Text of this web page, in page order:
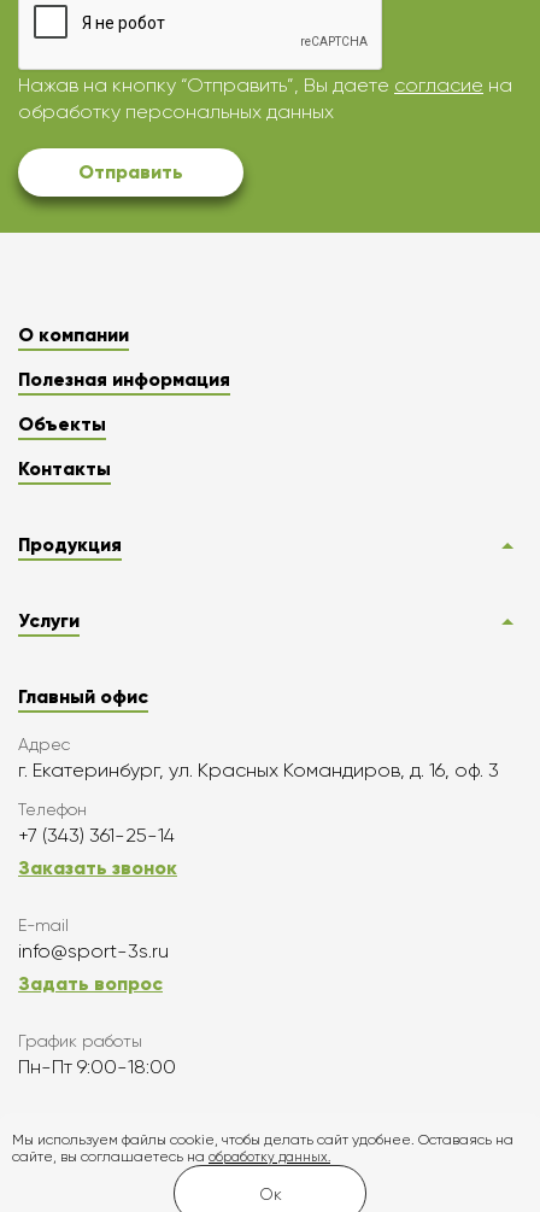
Нажав на кнопку “Отправить”, Вы даете согласие на
обработку персональных данных
Отправить
О компании
Полезная информация
Объекты
Контакты
Продукция
Услуги
Главный офис
Адрес
г. Екатеринбург, ул. Красных Командиров, д. 16, оф. 3
Телефон
+7 (343) 361-25-14
Заказать звонок
E-mail
info@sport-3s.ru
Задать вопрос
График работы
Пн-Пт 9:00-18:00
Подписаться
Мы используем файлы cookie, чтобы делать сайт удобнее. Оставаясь на
сайте, вы соглашаетесь на обработку данных.
Ок